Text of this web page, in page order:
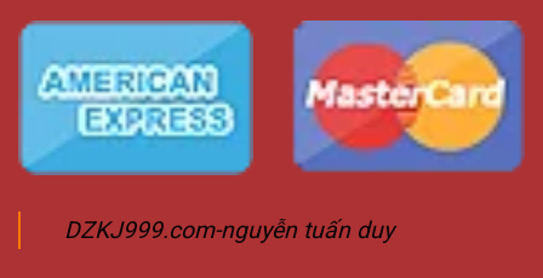
DZKJ999.com-nguyễn tuấn duy